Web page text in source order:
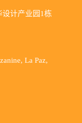
设计产业园1栋
La Paz,